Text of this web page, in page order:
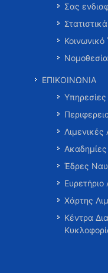
Σας
Νομοθεσία
ΕΠΙΚΟΙΝΩΝΙΑ
Λιμενικές
Έδρες
Χάρτης
Κέντρα